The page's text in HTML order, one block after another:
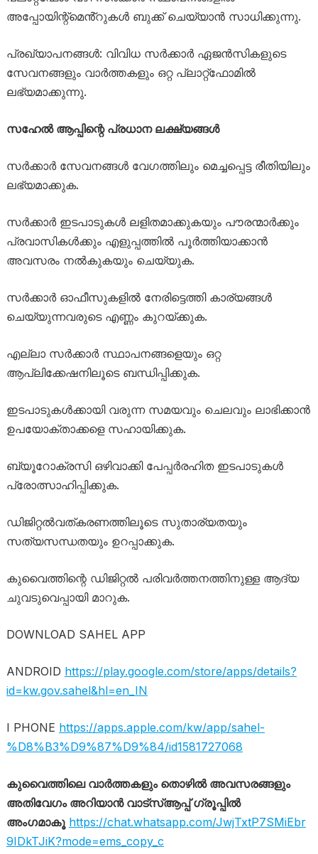
അപ്പോയിന്റ്മെൻ്റുകൾ ബുക്ക് ചെയ്യാൻ സാധിക്കുന്നു.
പ്രഖ്യാപനങ്ങൾ: വിവിധ സർക്കാർ ഏജൻസികളുടെ
സേവനങ്ങളും വാർത്തകളും ഒറ്റ പ്ലാറ്റ്ഫോമിൽ
ലഭ്യമാക്കുന്നു.
സഹേൽ ആപ്പിന്റെ പ്രധാന ലക്ഷ്യങ്ങൾ
സർക്കാർ സേവനങ്ങൾ വേഗത്തിലും മെച്ചപ്പെട്ട രീതിയിലും
ലഭ്യമാക്കുക.
സർക്കാർ ഇടപാടുകൾ ലളിതമാക്കുകയും പൗരന്മാർക്കും
പ്രവാസികൾക്കും എളുപ്പത്തിൽ പൂർത്തിയാക്കാൻ
അവസരം നൽകുകയും ചെയ്യുക.
സർക്കാർ ഓഫീസുകളിൽ നേരിട്ടെത്തി കാര്യങ്ങൾ
ചെയ്യുന്നവരുടെ എണ്ണം കുറയ്ക്കുക.
എല്ലാ സർക്കാർ സ്ഥാപനങ്ങളെയും ഒറ്റ
ആപ്ലിക്കേഷനിലൂടെ ബന്ധിപ്പിക്കുക.
ഇടപാടുകൾക്കായി വരുന്ന സമയവും ചെലവും ലാഭിക്കാൻ
ഉപയോക്താക്കളെ സഹായിക്കുക.
ബ്യൂറോക്രസി ഒഴിവാക്കി പേപ്പർരഹിത ഇടപാടുകൾ
പ്രോത്സാഹിപ്പിക്കുക.
ഡിജിറ്റൽവത്കരണത്തിലൂടെ സുതാര്യതയും
സത്യസന്ധതയും ഉറപ്പാക്കുക.
കുവൈത്തിന്റെ ഡിജിറ്റൽ പരിവർത്തനത്തിനുള്ള ആദ്യ
ചുവടുവെപ്പായി മാറുക.
DOWNLOAD SAHEL APP
ANDROID https://play.google.com/store/apps/details?
id=kw.gov.sahel&hl=en_IN
I PHONE https://apps.apple.com/kw/app/sahel-
%D8%B3%D9%87%D9%84/id1581727068
കുവൈത്തിലെ വാർത്തകളും തൊഴിൽ അവസരങ്ങളും
അതിവേഗം അറിയാൻ വാട്സ്ആപ്പ് ഗ്രൂപ്പിൽ
അംഗമാകൂ https://chat.whatsapp.com/JwjTxtP7SMiEbr
9IDkTJiK?mode=ems_copy_c